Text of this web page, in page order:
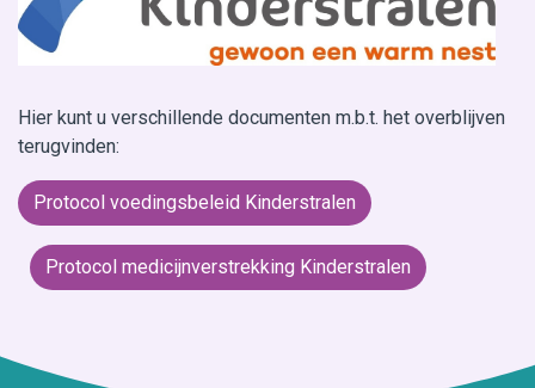
Hier kunt u verschillende documenten m.b.t. het overblijven
terugvinden:
Protocol voedingsbeleid Kinderstralen
Protocol medicijnverstrekking Kinderstralen